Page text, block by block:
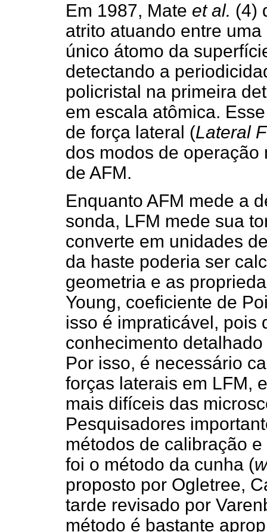
Em 1987, Mate et al. (4)
atrito atuando entre
único átomo da
detectando a
policristal na primeira
em escala atômica.
de força lateral (Lateral
dos modos de
de AFM.
Enquanto AFM mede a
sonda, LFM mede sua
converte em unidades
da haste poderia ser
geometria e as
Young, coeficiente de
isso é impraticável, pois
conhecimento
Por isso, é necessário
forças laterais em LFM,
mais difíceis das
Pesquisadores
métodos de calibração
foi o método da cunha (
proposto por Ogletree,
tarde revisado por
método é bastante